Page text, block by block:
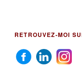
RETROUVEZ-MOI